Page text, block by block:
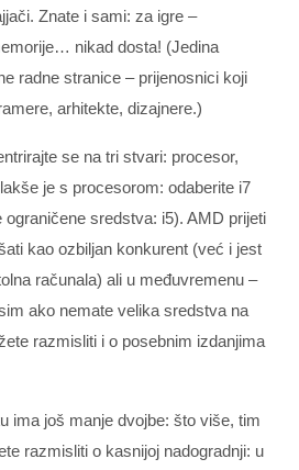
Znate i sami: za igre –
nikad dosta! (Jedina
radne stranice – prijenosnici koji
arhitekte, dizajnere.)
se na tri stvari: procesor,
je s procesorom: odaberite i7
ograničene sredstva: i5). AMD prijeti
kao ozbiljan konkurent (već i jest
računala) ali u međuvremenu –
ako nemate velika sredstva na
razmisliti i o posebnim izdanjima
ima još manje dvojbe: što više, tim
razmisliti o kasnijoj nadogradnji: u